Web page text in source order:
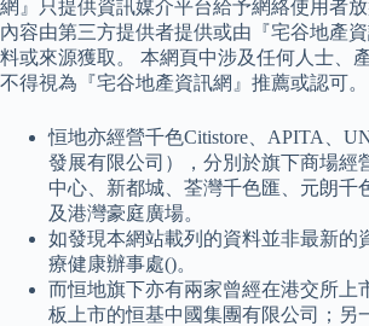
網』只提供資訊媒介平台給予網絡使用者
內容由第三方提供者提供或由『宅谷地產
料或來源獲取。 本網頁中涉及任何人士、
不得視為『宅谷地產資訊網』推薦或認可。
恒地亦經營千色Citistore、APITA、
發展有限公司），分別於旗下商場經
中心、新都城、荃灣千色匯、元朗千
及港灣豪庭廣場。
如發現本網站載列的資料並非最新的
療健康辦事處()。
而恒地旗下亦有兩家曾經在港交所上
板上市的恒基中國集團有限公司；另